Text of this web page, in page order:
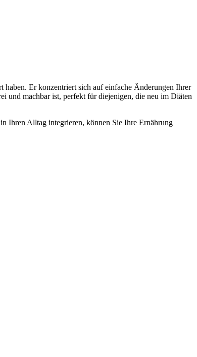
haben. Er konzentriert sich auf einfache Änderungen Ihrer
und machbar ist, perfekt für diejenigen, die neu im Diäten
Ihren Alltag integrieren, können Sie Ihre Ernährung